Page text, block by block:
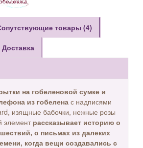
товары (4)
Доставка
на гобеленовой сумке и
из гобелена с надписями
изящные бабочки, нежные розы
элемент рассказывает историю о
о письмах из далеких
когда вещи создавались с